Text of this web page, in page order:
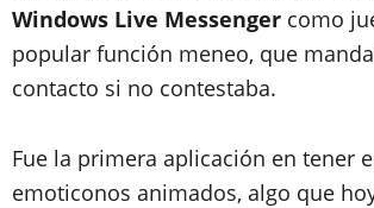
Windows Live Messenger como
popular función meneo, que
contacto si no contestaba.
Fue la primera aplicación en tener
emoticonos animados, algo que